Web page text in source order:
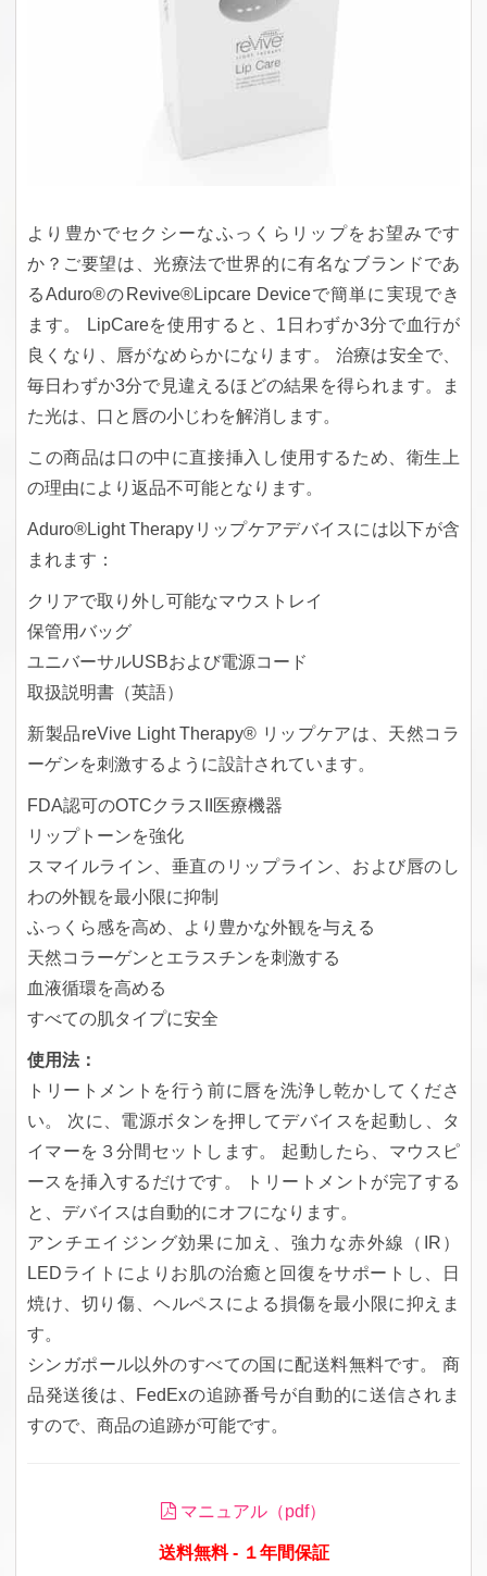
より豊かでセクシーなふっくらリップをお望みです
か？ご要望は、光療法で世界的に有名なブランドであ
るAduro®のRevive®Lipcare Deviceで簡単に実現でき
ます。 LipCareを使用すると、1日わずか3分で血行が
良くなり、唇がなめらかになります。 治療は安全で、
毎日わずか3分で見違えるほどの結果を得られます。ま
た光は、口と唇の小じわを解消します。
この商品は口の中に直接挿入し使用するため、衛生上
の理由により返品不可能となります。
Aduro®Light Therapyリップケアデバイスには以下が含
まれます：
クリアで取り外し可能なマウストレイ
保管用バッグ
ユニバーサルUSBおよび電源コード
取扱説明書（英語）
新製品reVive Light Therapy® リップケアは、天然コラ
ーゲンを刺激するように設計されています。
FDA認可のOTCクラスII医療機器
リップトーンを強化
スマイルライン、垂直のリップライン、および唇のし
わの外観を最小限に抑制
ふっくら感を高め、より豊かな外観を与える
天然コラーゲンとエラスチンを刺激する
血液循環を高める
すべての肌タイプに安全
使用法：
トリートメントを行う前に唇を洗浄し乾かしてくださ
い。 次に、電源ボタンを押してデバイスを起動し、タ
イマーを３分間セットします。 起動したら、マウスピ
ースを挿入するだけです。 トリートメントが完了する
と、デバイスは自動的にオフになります。
アンチエイジング効果に加え、強力な赤外線（IR）
LEDライトによりお肌の治癒と回復をサポートし、日
焼け、切り傷、ヘルペスによる損傷を最小限に抑えま
す。
シンガポール以外のすべての国に配送料無料です。 商
品発送後は、FedExの追跡番号が自動的に送信されま
すので、商品の追跡が可能です。
マニュアル（pdf）
送料無料 - １年間保証